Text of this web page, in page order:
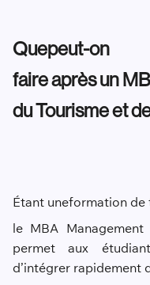
Quepeut-on
faire après un
du Tourisme et
Étant uneformation de
le MBA
permet aux
d’intégrer rapidement